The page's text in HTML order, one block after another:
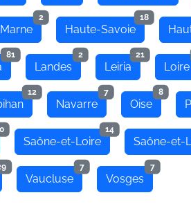
2
Haute-Savoie
18
81
Landes
2
Leiria
21
Loire
12
Navarre
7
Oise
8
Saône-et-Loire
14
Saône-et-
Vaucluse
7
Vosges
7